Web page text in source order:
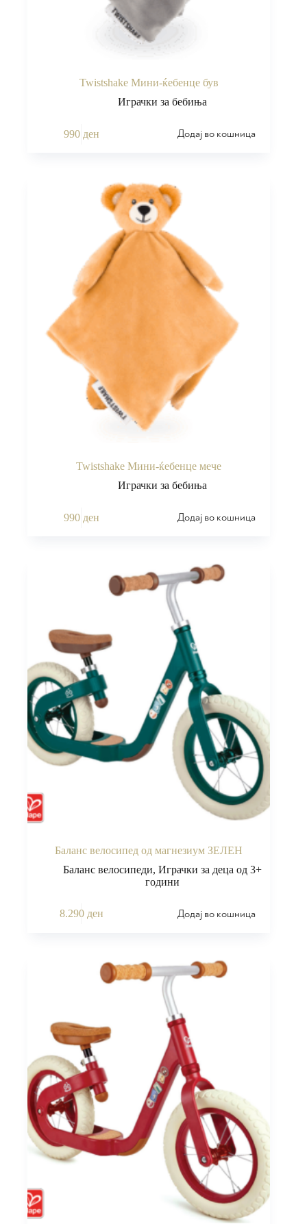
Twistshake Мини-ќебенце був
Играчки за бебиња
990 ден Додај во кошница
Twistshake Мини-ќебенце мече
Играчки за бебиња
990 ден Додај во кошница
Баланс велосипед од магнезиум ЗЕЛЕН
Баланс велосипеди,Играчки за деца од 3+
години
8.290 ден Додај во кошница